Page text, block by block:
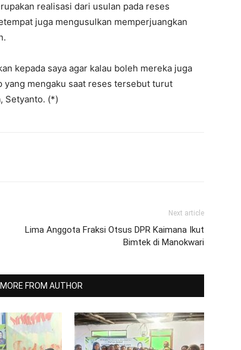
realisasi dari usulan pada reses
juga mengusulkan memperjuangkan
kepada saya agar kalau boleh mereka juga
yang mengaku saat reses tersebut turut
Setyanto. (*)
Next article
Lima Anggota Fraksi Otsus DPR Kaimana Ikut
Bimtek di Manokwari
MORE FROM AUTHOR